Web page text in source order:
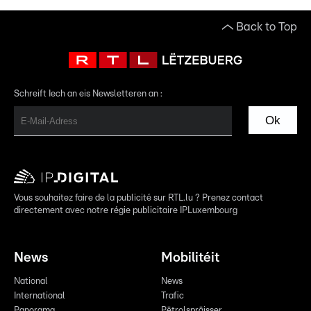
Back to Top
Schreift Iech an eis Newsletteren an :
Ok
Vous souhaitez faire de la publicité sur RTL.lu ? Prenez contact
directement avec notre régie publicitaire IPLuxembourg
News
National
International
Mobilitéit
News
Trafic